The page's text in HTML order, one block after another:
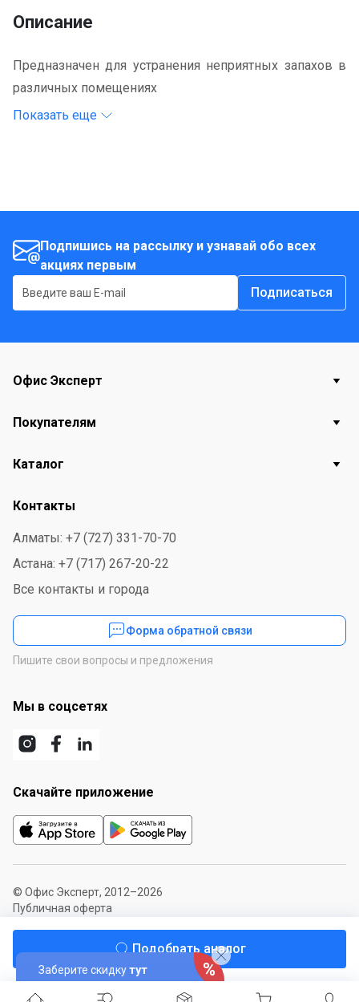
Подобрать аналог
Описание
Предназначен для устранения неприятных запахов в
различных помещениях
Показать еще
Подпишись на рассылку и узнавай обо всех
акциях первым
Подписаться
Заберите скидкутут
Офис Эксперт
Покупателям
Каталог
Контакты
Алматы: +7 (727) 331-70-70
Астана: +7 (717) 267-20-22
Все контакты и города
Форма обратной связи
Пишите свои вопросы и предложения
Мы в соцсетях
Скачайте приложение
© Офис Эксперт, 2012–2026
Публичная оферта